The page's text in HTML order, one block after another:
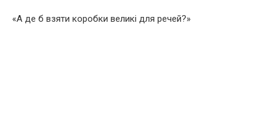
«А де б взяти коробки великі для речей?»